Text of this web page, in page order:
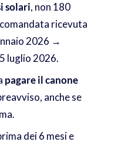
solari, non 180
ricevuta
2026 →
luglio 2026.
pagare il canone
anche se
dei 6 mesi e